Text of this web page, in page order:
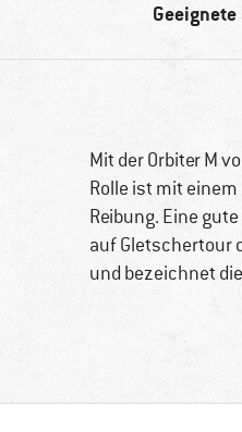
Geeignete
Mit der Orbiter M
Rolle ist mit
Reibung. Eine
auf Gletschertour
und bezeichnet